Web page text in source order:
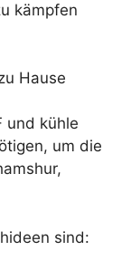
kämpfen
Hause
und kühle
um die
sind: